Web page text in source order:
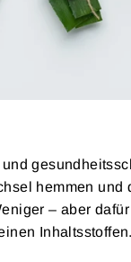
hemmen und
– aber
Inhaltsstoffen.